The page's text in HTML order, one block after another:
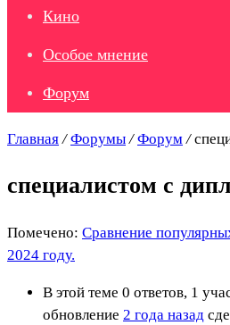
Кино
Особое мнение
Форум
Главная / Форумы / Форум /
специалистом с
Помечено: Сравнение
2024 году.
В этой теме 0 ответов, 1
обновление 2 года назад